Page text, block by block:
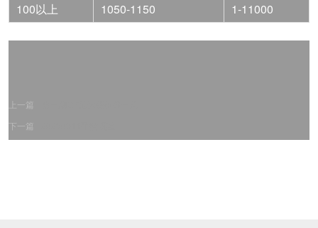
100以上
1050-1150 1-11000
上一篇
下一篇